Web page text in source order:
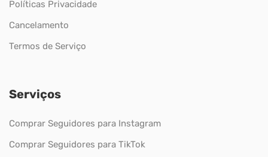
Políticas Privacidade
Cancelamento
Termos de Serviço
Serviços
Comprar Seguidores para Instagram
Comprar Seguidores para TikTok